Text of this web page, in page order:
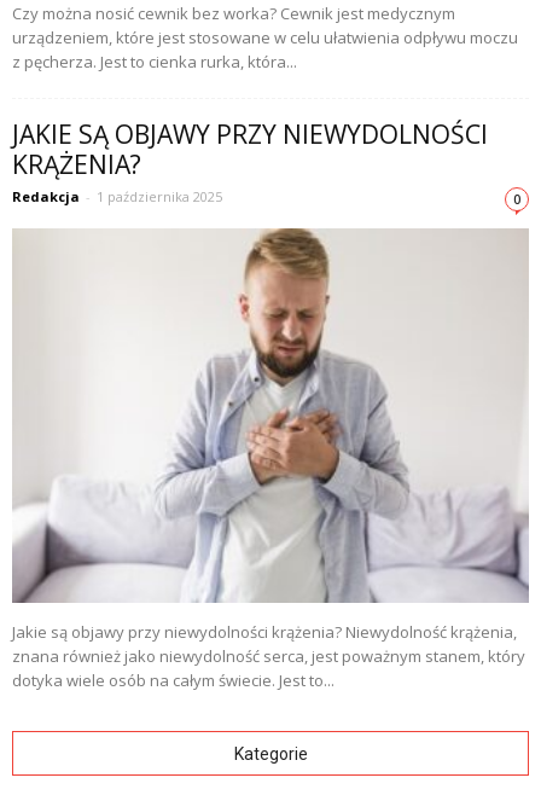
Czy można nosić cewnik bez worka? Cewnik jest medycznym
urządzeniem, które jest stosowane w celu ułatwienia odpływu moczu
z pęcherza. Jest to cienka rurka, która...
JAKIE SĄ OBJAWY PRZY NIEWYDOLNOŚCI
KRĄŻENIA?
Redakcja - 1 października 2025 0
Jakie są objawy przy niewydolności krążenia? Niewydolność krążenia,
znana również jako niewydolność serca, jest poważnym stanem, który
dotyka wiele osób na całym świecie. Jest to...
Kategorie